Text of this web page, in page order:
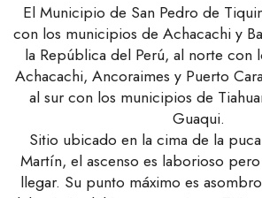
El Municipio de San Pedro de
con los municipios de Achacachi y
la República del Perú, al norte con
Achacachi, Ancoraimes y Puerto
al sur con los municipios de
Guaqui.
Sitio ubicado en la cima de la
Martín, el ascenso es laborioso
llegar. Su punto máximo es